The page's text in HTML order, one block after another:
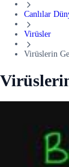
Canlılar
Virüsler
Virüslerin